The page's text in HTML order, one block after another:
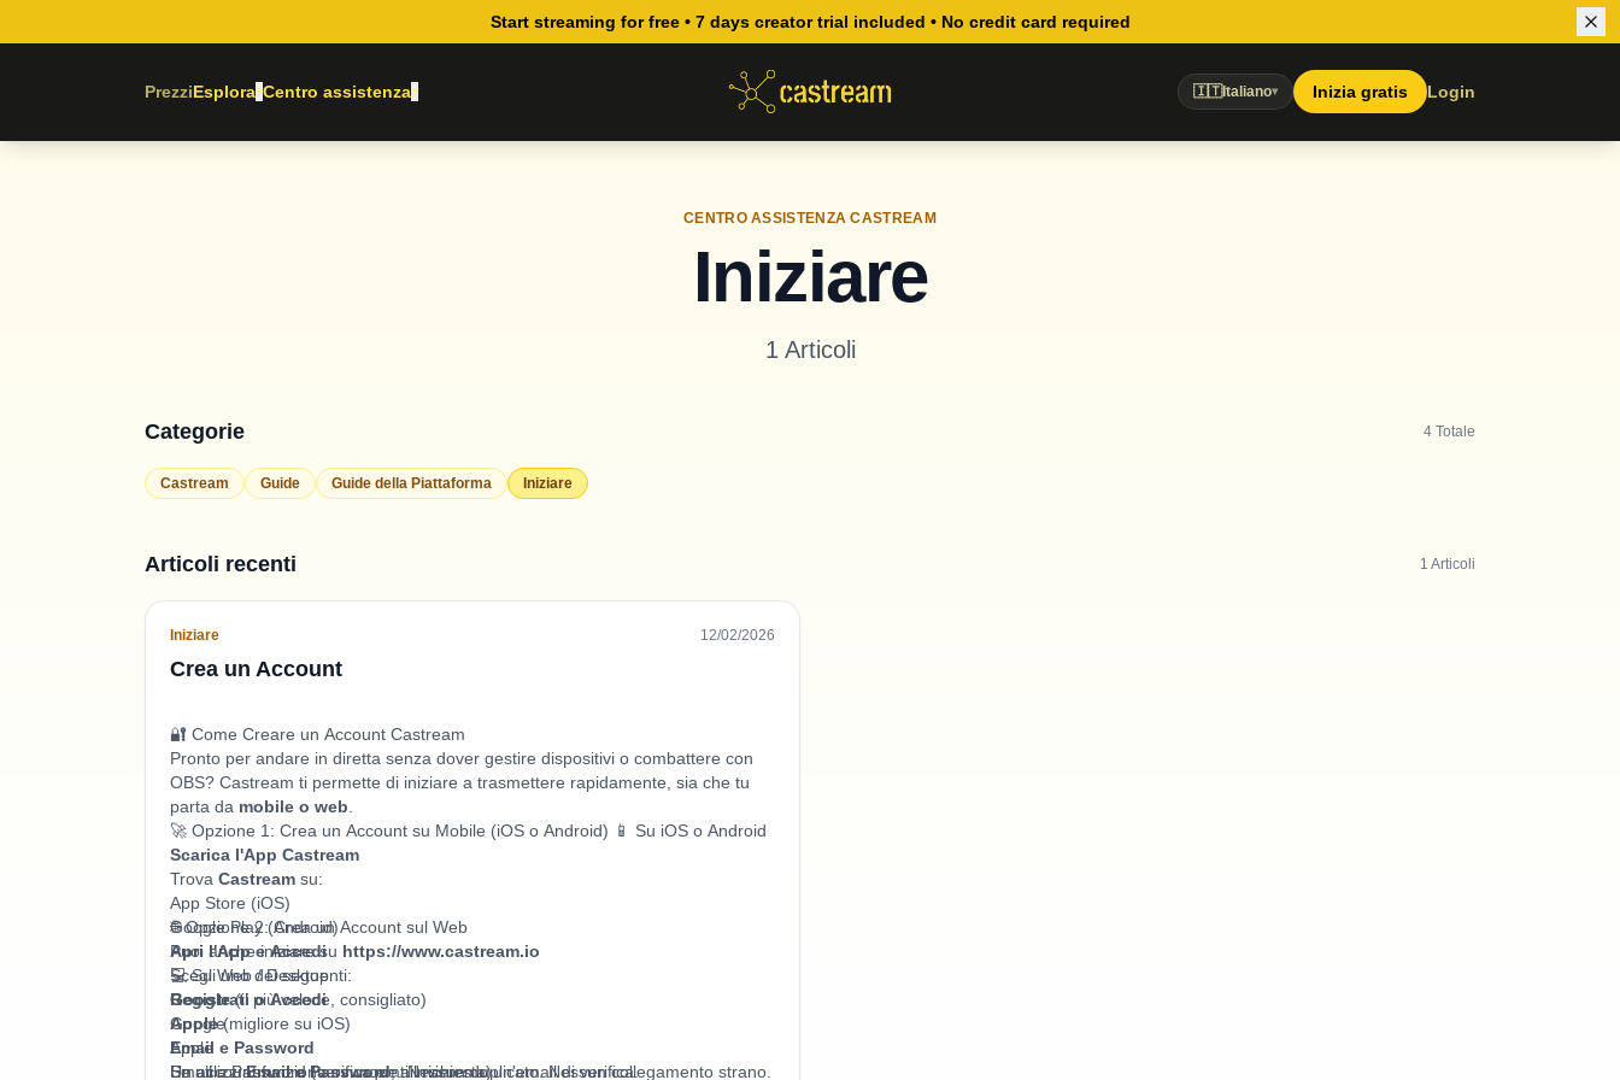
Start streaming for free • 7 days creator trial included • No credit card required
PrezziEsplora▾Centro assistenza▾ 🇮🇹 Italiano▾ Inizia gratis Login
CENTRO ASSISTENZA CASTREAM
Iniziare
1 Articoli
Categorie 4 Totale
Castream Guide Guide della Piattaforma Iniziare
Articoli recenti 1 Articoli
Iniziare 12/02/2026
Crea un Account
🔐 Come Creare un Account Castream
Pronto per andare in diretta senza dover gestire dispositivi o combattere con
OBS? Castream ti permette di iniziare a trasmettere rapidamente, sia che tu
parta da mobile o web
🚀 Opzione 1: Crea un Account su Mobile (iOS o Android) 📱 Su iOS o Android
Scarica l'App Castream
Trova Castream su:
App Store (iOS)
Google Play (Android)
Apri l'App e Accedi
Scegli uno dei seguenti:
Google(il più veloce, consigliato)
Apple(migliore su iOS)
Email e Password
Se utilizziEmail e Password, ti invieremo un'email di verifica.
🌐 Opzione 2: Crea un Account sul Web
Puoi anche iniziare su https://www.castream.io
💻 Su Web / Desktop
Registrati o Accedi
Google
Apple
Email e Password (verifica email richiesta)
Un account funziona ovunque. Nessun duplicato. Nessun collegamento strano.